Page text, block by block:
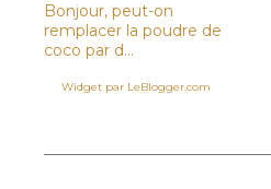
Bonjour, peut-on
remplacer la poudre de
coco par d...
Widget par LeBlogger.com